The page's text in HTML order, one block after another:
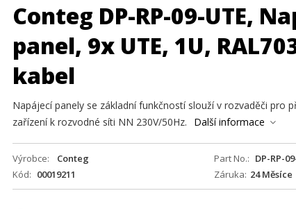
Conteg DP-RP-09-UTE,
panel, 9x UTE, 1U,
kabel
Napájecí panely se základní funkčností slouží v rozvaděči pro
zařízení k rozvodné síti NN 230V/50Hz.
Další informace
Výrobce Conteg Part No.
DP-RP-
Kód
00019211 Záruka 24 Měsíce